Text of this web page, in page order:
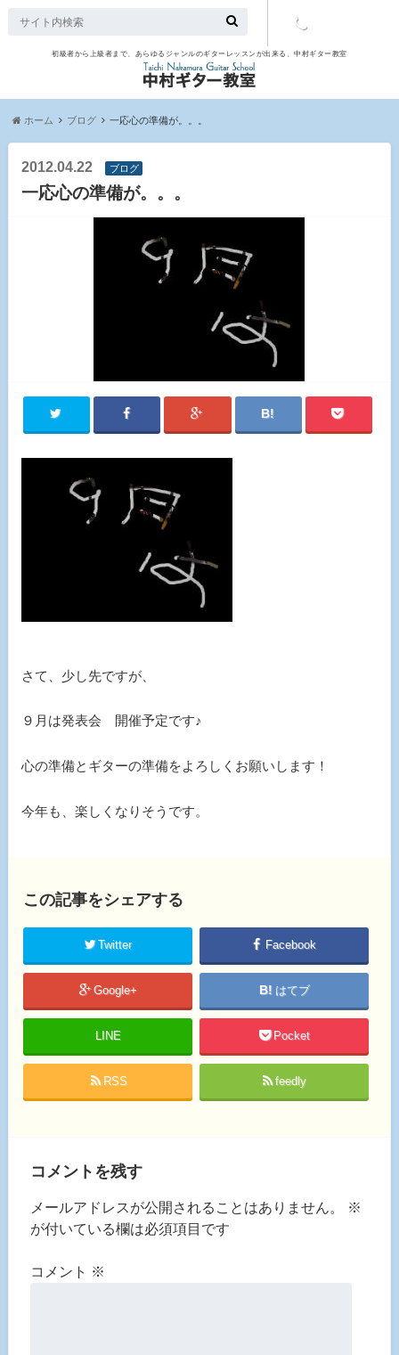
初級者から上級者まで、あらゆるジャンルのギターレッスンが出来る、中村ギター教室
ホーム ブログ 一応心の準備が。。。
2012.04.22 ブログ
一応心の準備が。。。
さて、少し先ですが、
９月は発表会 開催予定です♪
心の準備とギターの準備をよろしくお願いします！
今年も、楽しくなりそうです。
この記事をシェアする
Twitter Facebook
Google+ はてブ
LINE Pocket
RSS feedly
コメントを残す
メールアドレスが公開されることはありません。
※
が付いている欄は必須項目です
コメント ※